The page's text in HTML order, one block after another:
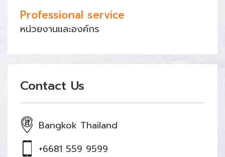
Professional service
หน่วยงานและองค์กร
Contact Us
Bangkok Thailand
+6681 559 9599